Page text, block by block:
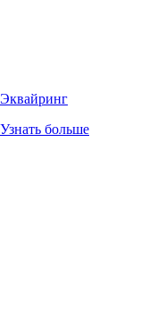
Эквайринг
Узнать больше